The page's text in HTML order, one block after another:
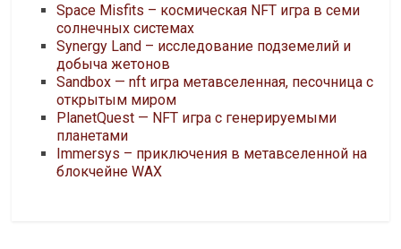
Space Misfits – космическая NFT игра в семи
солнечных системах
Synergy Land – исследование подземелий и
добыча жетонов
Sandbox — nft игра метавселенная, песочница с
открытым миром
PlanetQuest — NFT игра с генерируемыми
планетами
Immersys – приключения в метавселенной на
блокчейне WAX